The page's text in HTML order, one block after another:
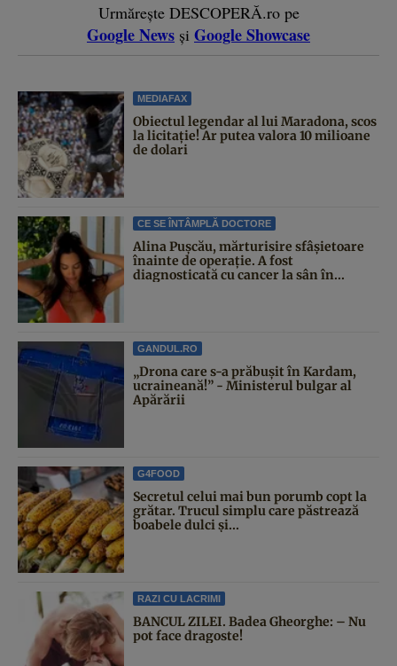
Urmărește DESCOPERĂ.ro pe
Google News și Google Showcase
MEDIAFAX
Obiectul legendar al lui Maradona, scos
la licitație! Ar putea valora 10 milioane
de dolari
CE SE ÎNTÂMPLĂ DOCTORE
Alina Pușcău, mărturisire sfâșietoare
înainte de operație. A fost
diagnosticată cu cancer la sân în...
GANDUL.RO
„Drona care s-a prăbușit în Kardam,
ucraineană!” - Ministerul bulgar al
Apărării
G4FOOD
Secretul celui mai bun porumb copt la
grătar. Trucul simplu care păstrează
boabele dulci și...
RAZI CU LACRIMI
BANCUL ZILEI. Badea Gheorghe: – Nu
pot face dragoste!